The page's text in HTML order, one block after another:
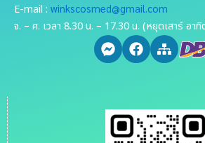
E-mail : winkscosmed@gmail.com
จ. – ศ. เวลา 8.30 น. – 17.30 น. (หยุดเสาร์ อา